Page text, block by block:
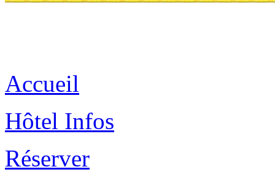
Accueil
Hôtel Infos
Réserver